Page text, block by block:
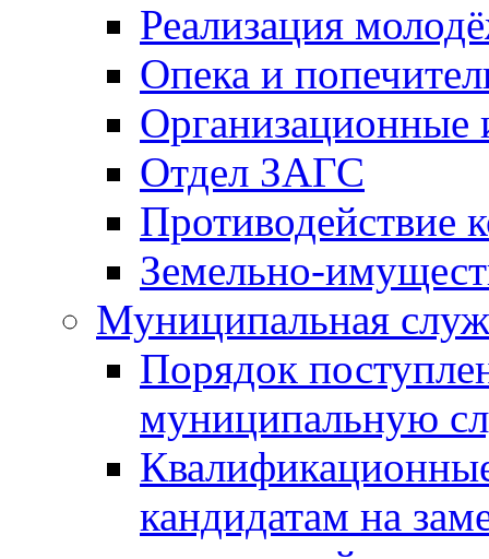
Реализация
Опека и
Отдел ЗАГС
Противодействие
Земельно-
Муниципальная
Порядок
муниципальную
кандидатам на